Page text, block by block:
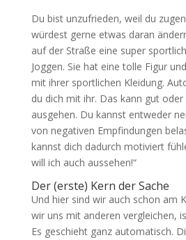
Du bist unzufrieden, weil du
würdest gerne etwas daran
auf der Straße eine super
Joggen. Sie hat eine tolle Figur
mit ihrer sportlichen Kleidung.
du dich mit ihr. Das kann gut
ausgehen. Du kannst entweder
von negativen Empfindungen
kannst dich dadurch motiviert
will ich auch aussehen!“
Der (erste) Kern der Sache
Und hier sind wir auch schon am
wir uns mit anderen vergleichen,
Es geschieht ganz automatisch.